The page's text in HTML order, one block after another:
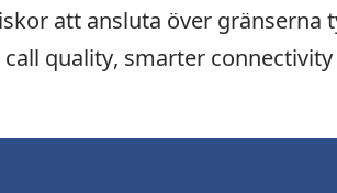
att ansluta över gränserna
quality, smarter